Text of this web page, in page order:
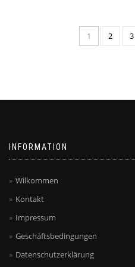
1 2 3
INFORMATION
Wilkommen
Kontakt
Impressum
Geschäftsbedingungen
Datenschutzerklärung